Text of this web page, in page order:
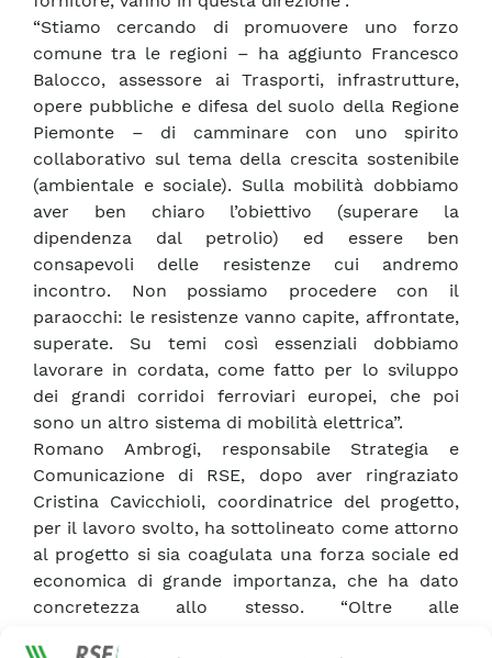
“Stiamo cercando di promuovere uno forzo
comune tra le regioni – ha aggiunto Francesco
Balocco, assessore ai Trasporti, infrastrutture,
opere pubbliche e difesa del suolo della Regione
Piemonte – di camminare con uno spirito
collaborativo sul tema della crescita sostenibile
(ambientale e sociale). Sulla mobilità dobbiamo
aver ben chiaro l’obiettivo (superare la
dipendenza dal petrolio) ed essere ben
consapevoli delle resistenze cui andremo
incontro. Non possiamo procedere con il
paraocchi: le resistenze vanno capite, affrontate,
superate. Su temi così essenziali dobbiamo
lavorare in cordata, come fatto per lo sviluppo
dei grandi corridoi ferroviari europei, che poi
sono un altro sistema di mobilità elettrica”.
Romano Ambrogi, responsabile Strategia e
Comunicazione di RSE, dopo aver ringraziato
Cristina Cavicchioli, coordinatrice del progetto,
per il lavoro svolto, ha sottolineato come attorno
al progetto si sia coagulata una forza sociale ed
economica di grande importanza, che ha dato
concretezza allo stesso. “Oltre alle